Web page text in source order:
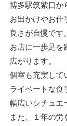
博多駅筑紫口か
お出かけやお仕
良さが自慢です。
お店に一歩足を
広がります。
個室も充実して
ライベートな食
幅広いシチュエ
また、１年の労